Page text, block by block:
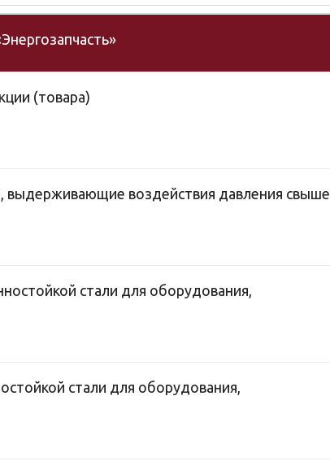
(товара)
выдерживающие воздействия давления свыше
стали для оборудования,
стали для оборудования,